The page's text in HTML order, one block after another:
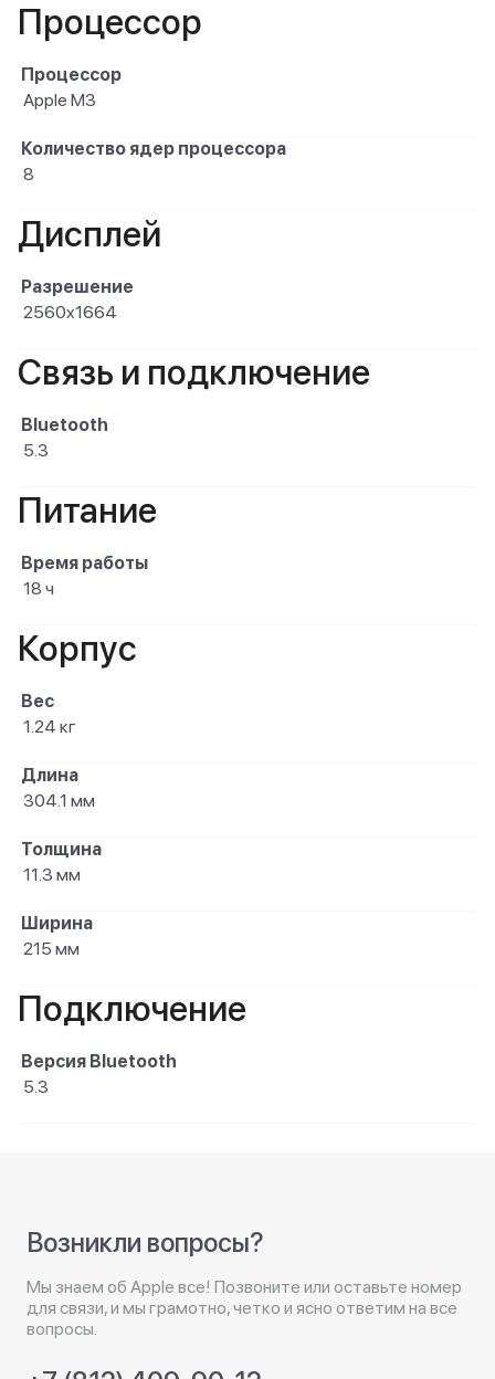
Процессор
Процессор
Apple M3
Количество ядер процессора
8
Дисплей
Разрешение
2560x1664
Связь и подключение
Bluetooth
5.3
Питание
Время работы
18 ч
Корпус
Вес
1.24 кг
Длина
304.1 мм
Толщина
11.3 мм
Ширина
215 мм
Подключение
Версия Bluetooth
5.3
Возникли вопросы?
Мы знаем об Apple все! Позвоните или оставьте номер
для связи, и мы грамотно, четко и ясно ответим на все
вопросы.